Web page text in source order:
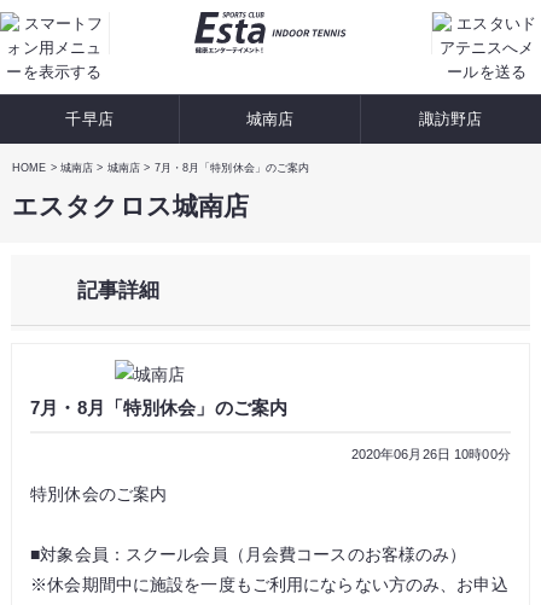
千早店 城南店 諏訪野店
HOME 城南店 城南店 7月・8月「特別休会」のご案内
エスタクロス城南店
記事詳細
7月・8月「特別休会」のご案内
2020年06月26日 10時00分
特別休会のご案内
■対象会員：スクール会員（月会費コースのお客様のみ）
※休会期間中に施設を一度もご利用にならない方のみ、お申込